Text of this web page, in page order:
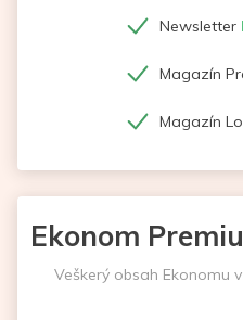
Newsletter
Magazín
Magazín
Ekonom
Veškerý obsah Ekonomu